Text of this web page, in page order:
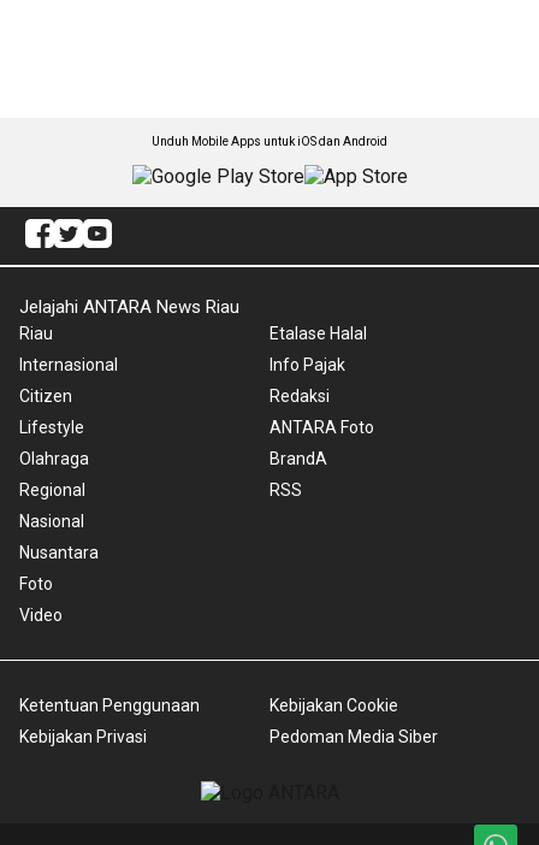
Unduh Mobile Apps untuk iOS dan Android
Jelajahi ANTARA News Riau
Riau
Internasional
Citizen
Lifestyle
Olahraga
Regional
Nasional
Nusantara
Foto
Video
Etalase Halal
Info Pajak
Redaksi
ANTARA Foto
BrandA
RSS
Ketentuan Penggunaan
Kebijakan Privasi
Kebijakan Cookie
Pedoman Media Siber